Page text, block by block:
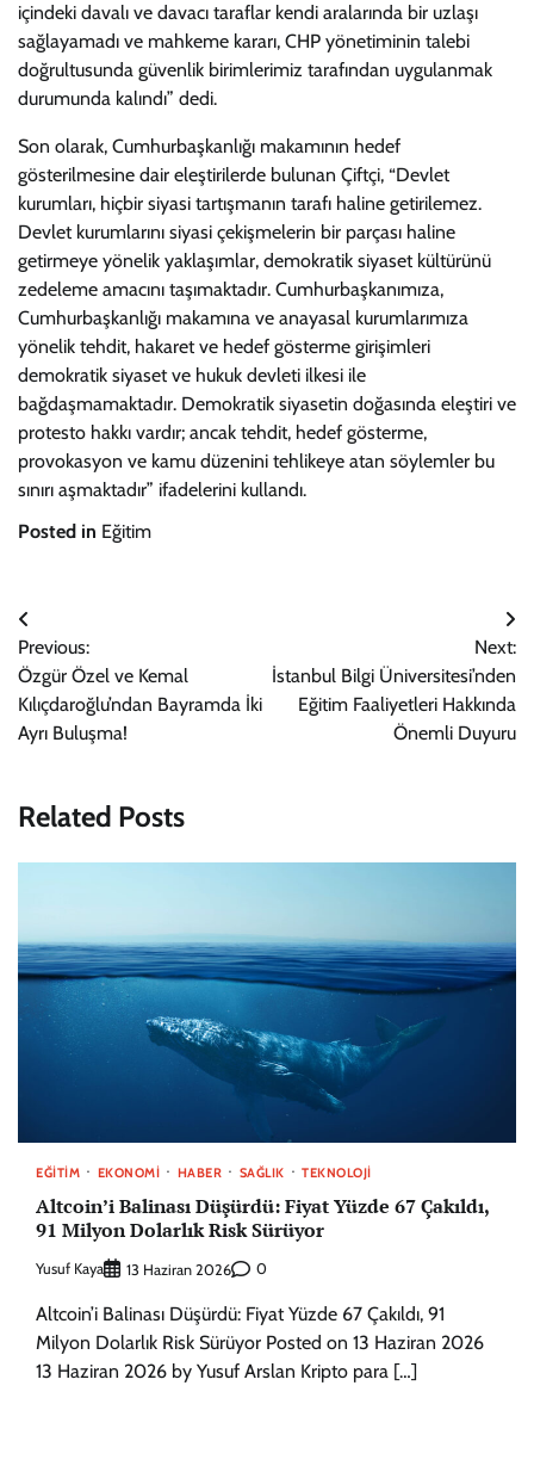
içindeki davalı ve davacı taraflar kendi aralarında bir uzlaşı
sağlayamadı ve mahkeme kararı, CHP yönetiminin talebi
doğrultusunda güvenlik birimlerimiz tarafından uygulanmak
durumunda kalındı” dedi.
Son olarak, Cumhurbaşkanlığı makamının hedef
gösterilmesine dair eleştirilerde bulunan Çiftçi, “Devlet
kurumları, hiçbir siyasi tartışmanın tarafı haline getirilemez.
Devlet kurumlarını siyasi çekişmelerin bir parçası haline
getirmeye yönelik yaklaşımlar, demokratik siyaset kültürünü
zedeleme amacını taşımaktadır. Cumhurbaşkanımıza,
Cumhurbaşkanlığı makamına ve anayasal kurumlarımıza
yönelik tehdit, hakaret ve hedef gösterme girişimleri
demokratik siyaset ve hukuk devleti ilkesi ile
bağdaşmamaktadır. Demokratik siyasetin doğasında eleştiri ve
protesto hakkı vardır; ancak tehdit, hedef gösterme,
provokasyon ve kamu düzenini tehlikeye atan söylemler bu
sınırı aşmaktadır” ifadelerini kullandı.
Posted in Eğitim
Yazı
gezinmesi
Previous:
Özgür Özel ve Kemal
Kılıçdaroğlu’ndan Bayramda İki
Ayrı Buluşma!
Next:
İstanbul Bilgi Üniversitesi’nden
Eğitim Faaliyetleri Hakkında
Önemli Duyuru
Related Posts
EĞITIM EKONOMI HABER SAĞLIK TEKNOLOJI
Altcoin’i Balinası Düşürdü: Fiyat Yüzde 67 Çakıldı,
91 Milyon Dolarlık Risk Sürüyor
Yusuf Kaya 13 Haziran 2026 0
Altcoin’i Balinası Düşürdü: Fiyat Yüzde 67 Çakıldı, 91
Milyon Dolarlık Risk Sürüyor Posted on 13 Haziran 2026
13 Haziran 2026 by Yusuf Arslan Kripto para […]